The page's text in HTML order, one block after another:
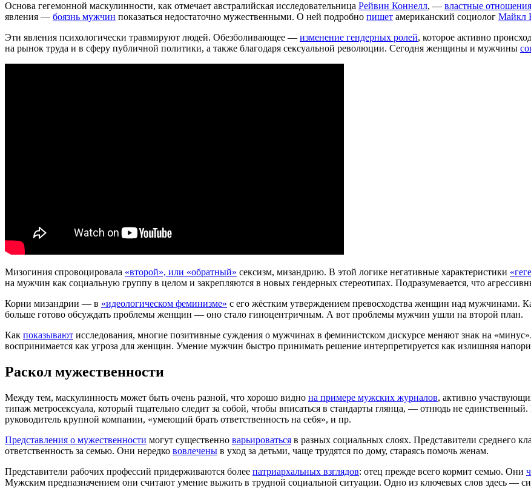
Основа гегемонной маскулинности, как отмечает австралийская исследовательница Рейвин Коннелл, — властные отношения
явления — боязнь мужчин показаться недостаточно мужественными. О ней подробно пишет американский социолог Майкл
Эти явления психологически травмируют людей. Обезболивающее — изменение гендерных ролей, которое активно
на рынок труда и в сферу публичной политики, а также благодаря сексуальной революции. Сегодня женщины и мужчины
Мизогиния спровоцировала «второй», или «обратный» сексизм, мизандрию. В этой логике негативные характеристики
на мужчин как социальную группу в целом и закрепляются в новых гендерных стереотипах. Подразумевается, что
Корни мизандрии — в «идеологическом феминизме» с его жёстким утверждением превосходства женщин над мужчинами.
больше готово обсуждать проблемы женщин — оно стало гиноцентричным. А вот проблемы мужчин ушли на второй план.
Как показывают исследования, многие позитивные суждения о мужчинах в феминистском дискурсе меняют знак на
воспринимается как угроза для женщин. Умение мужчин быстро принимать решение интерпретируется как излишняя
Раскол мужественности
Между тем, маскулинность может быть очень разной, что хорошо видно на примере мужских журналов, активно
типаж метросексуала, который тщательно следит за собой, чтобы вписаться в стандарты глянца, — отнюдь не
руководитель крупной компании, «умеющий брать ответственность на себя», и пр.
Представления о мужественности могут существенно варьироваться в разных социальных слоях. Представители среднего
ответственность за семью. Они нередко вовлечены в уход за детьми, чаще трудятся по дому, стараясь помочь женам.
Представители рабочих профессий придерживаются более патриархальных взглядов: отец прежде всего кормит семью. Они
Мужским предназначением они считают умение выжить в трудной социальной ситуации. Одно из ключевых слов здесь —